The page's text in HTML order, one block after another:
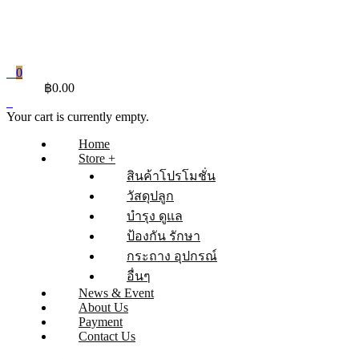
0
฿0.00
Your cart is currently empty.
Home
Store +
สินค้าโปรโมชั่น
วัสดุปลูก
บำรุง ดูแล
ป้องกัน รักษา
กระถาง อุปกรณ์
อื่นๆ
News & Event
About Us
Payment
Contact Us